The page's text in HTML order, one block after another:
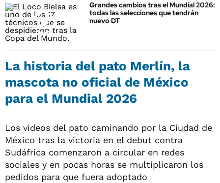
Grandes cambios tras el Mundial 2026:
todas las selecciones que tendrán
nuevo DT
La historia del pato Merlín, la
mascota no oficial de México
para el Mundial 2026
Los videos del pato caminando por la Ciudad de
México tras la victoria en el debut contra
Sudáfrica comenzaron a circular en redes
sociales y en pocas horas se multiplicaron los
pedidos para que fuera adoptado